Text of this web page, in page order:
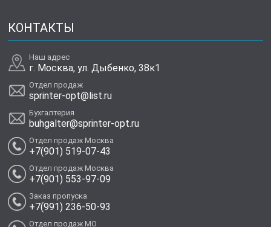
КОНТАКТЫ
Наш адрес
г. Москва, ул. Дыбенко, 38к1
Отдел продаж
sprinter-opt@list.ru
Бухгалтерия
buhgalter@sprinter-opt.ru
Отдел продаж Москва
+7(901) 519-07-43
Отдел продаж Москва
+7(901) 553-97-09
Заказ пропуска
+7(991) 236-50-93
Отдел продаж МО